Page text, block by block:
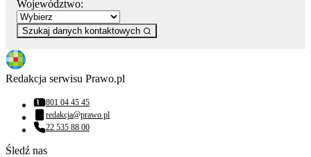
Województwo:
Szukaj danych kontaktowych
Redakcja serwisu Prawo.pl
Numer telefonu:
801 04 45 45
Adres email:
redakcja@prawo.pl
Numer telefonu:
22 535 88 00
Śledź nas